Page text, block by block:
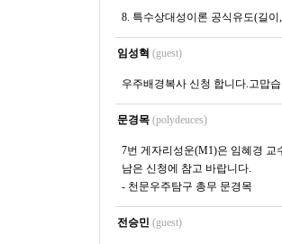
8. 특수상대성이론 공식유도(길
임성혁 (guest)
우주배경복사 신청 합니다.고맙습
문경목 (polydeuces)
7번 게자리성운(M1)은 임혜경 교
남은 신청에 참고 바랍니다.
- 천문우주탐구 총무 문경목
전승민 (guest)